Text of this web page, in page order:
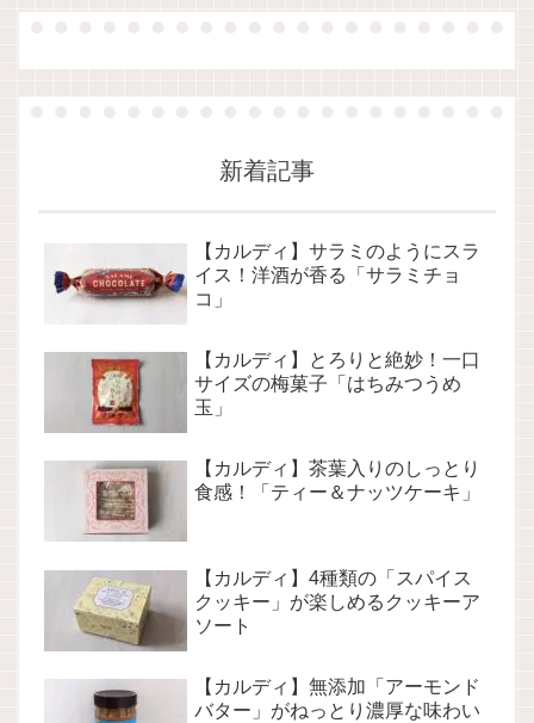
新着記事
【カルディ】サラミのようにスラ
イス！洋酒が香る「サラミチョ
コ」
【カルディ】とろりと絶妙！一口
サイズの梅菓子「はちみつうめ
玉」
【カルディ】茶葉入りのしっとり
食感！「ティー＆ナッツケーキ」
【カルディ】4種類の「スパイス
クッキー」が楽しめるクッキーア
ソート
【カルディ】無添加「アーモンド
バター」がねっとり濃厚な味わい